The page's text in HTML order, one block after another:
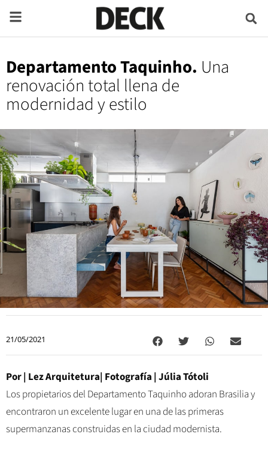
Departamento Taquinho. Una
renovación total llena de
modernidad y estilo
21/05/2021
Por | Lez Arquitetura| Fotografía | Júlia Tótoli
Los propietarios del Departamento Taquinho adoran Brasilia y
encontraron un excelente lugar en una de las primeras
supermanzanas construidas en la ciudad modernista.